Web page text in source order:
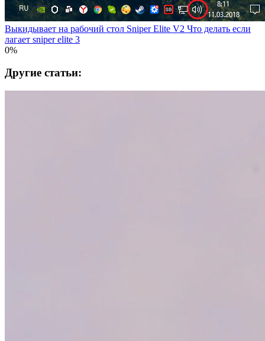
Выкидывает на рабочий стол Sniper Elite V2 Что делать если
лагает sniper elite 3
0%
Другие статьи: